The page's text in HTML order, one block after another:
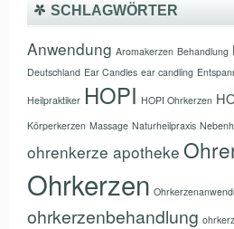
SCHLAGWÖRTER
Anwendung Aromakerzen Behandlung
Deutschland Ear Candles ear candling
Heilpraktiker HOPI HOPI Ohrkerzen
Körperkerzen Massage Naturheilpraxis
ohrenkerze apotheke
Ohrkerzen
ohrkerzenbehandlung